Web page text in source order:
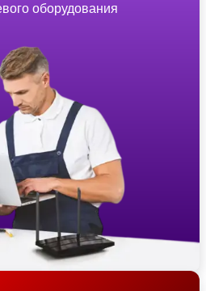
оборудования